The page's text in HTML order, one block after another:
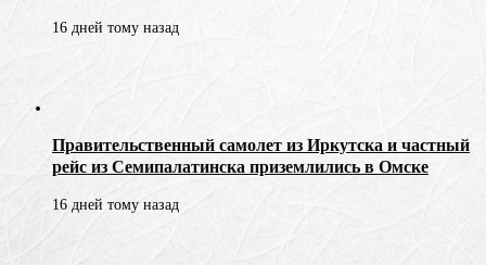
16 дней тому назад
Правительственный самолет из Иркутска и частный
рейс из Семипалатинска приземлились в Омске
16 дней тому назад